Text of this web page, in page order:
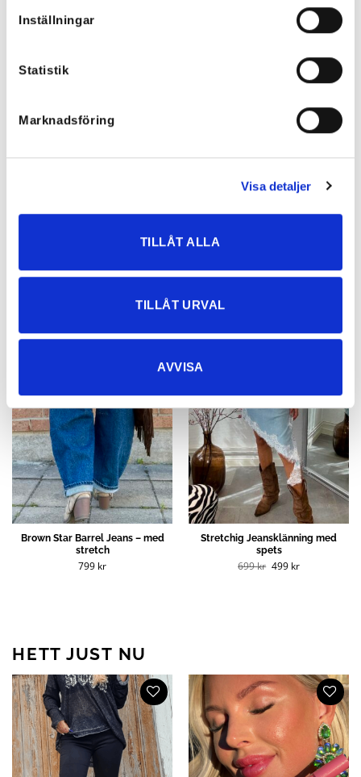
Inställningar
Statistik
Marknadsföring
Visa detaljer
TILLÅT ALLA
TILLÅT URVAL
AVVISA
Chloette Mörkblå Toxik Jeans med
699kr
Heart Strechig Jeansskjorta
489,30kr
Brown Star Barrel Jeans – med
stretch
799 kr
Rea!
Stretchig Jeansklänning med
spets
699kr Det
ursprungliga
499 krDet
HETT JUST NU